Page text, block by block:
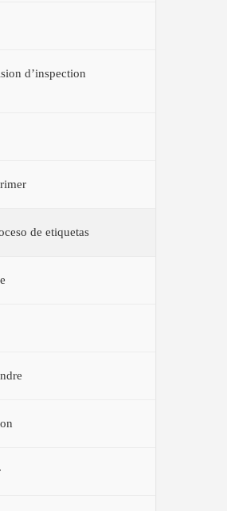
d’inspection
de etiquetas